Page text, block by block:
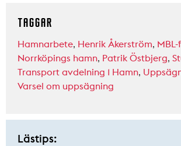
TAGGAR
Hamnarbete, Henrik Åkerström,
Norrköpings hamn, Patrik Östbjerg,
Transport avdelning 1 Hamn,
Varsel om uppsägning
Lästips: